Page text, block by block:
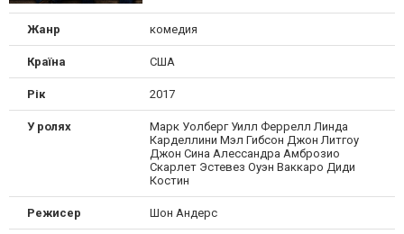
Жанр комедия
Країна США
Рік 2017
У ролях
Марк Уолберг Уилл Феррелл Линда
Карделлини Мэл Гибсон Джон Литгоу
Джон Сина Алессандра Амброзио
Скарлет Эстевез Оуэн Ваккаро Диди
Костин
Режисер Шон Андерс